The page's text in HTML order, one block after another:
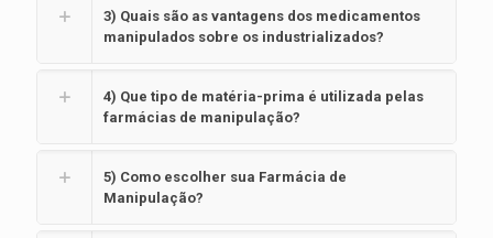
3) Quais são as vantagens dos medicamentos
manipulados sobre os industrializados?
4) Que tipo de matéria-prima é utilizada pelas
farmácias de manipulação?
5) Como escolher sua Farmácia de
Manipulação?